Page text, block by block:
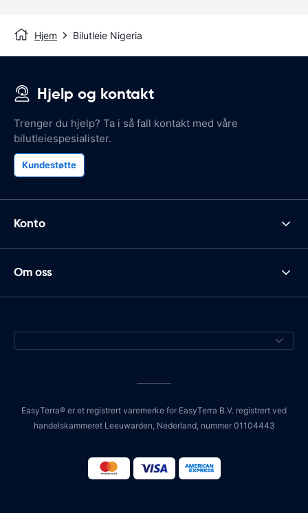
Hjem Bilutleie Nigeria
Hjelp og kontakt
Trenger du hjelp? Ta i så fall kontakt med våre
bilutleiespesialister.
Kundestøtte
Konto
Om oss
EasyTerra® er et registrert varemerke for EasyTerra B.V. registrert ved
handelskammeret Leeuwarden, Nederland, nummer 01104443